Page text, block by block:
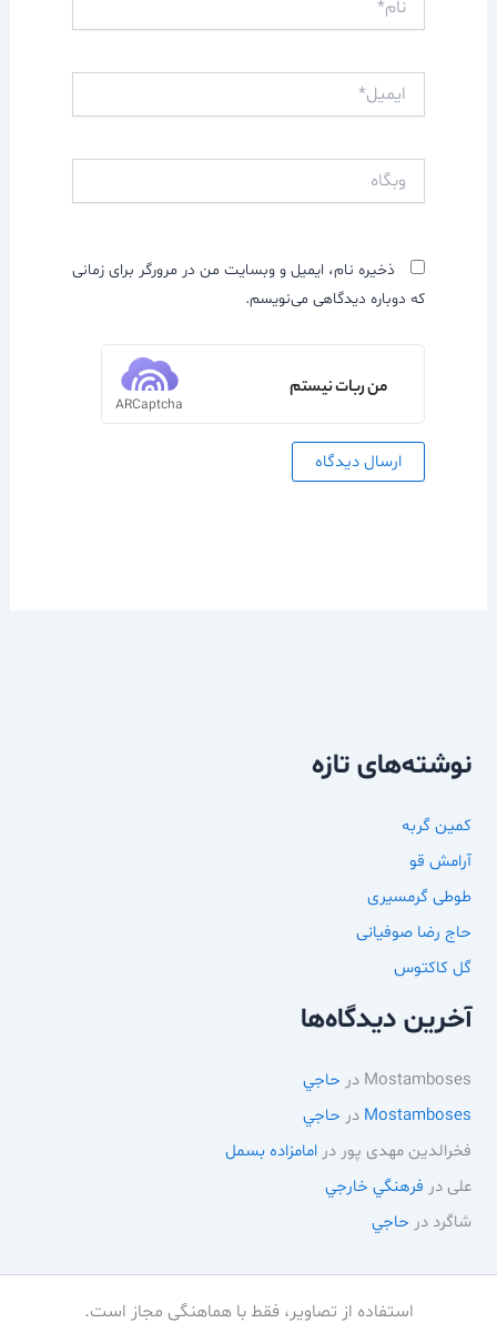
ذخیره نام، ایمیل و وبسایت من در مرورگر برای زمانی
که دوباره دیدگاهی می‌نویسم.
من ربات نیستم
ARCaptcha
نوشته‌های تازه
کمین گربه
آرامش قو
طوطی گرمسیری
حاج رضا صوفیانی
گل کاکتوس
آخرین دیدگاه‌ها
Mostamboses در حاجي
Mostamboses در حاجي
فخرالدین مهدی پور درامامزاده بسمل
علی در فرهنگي خارجي
شاگرد در حاجي
استفاده از تصاویر، فقط با هماهنگی مجاز است.